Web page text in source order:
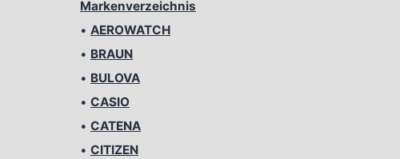
Markenverzeichnis
• AEROWATCH
• BRAUN
• BULOVA
• CASIO
• CATENA
• CITIZEN